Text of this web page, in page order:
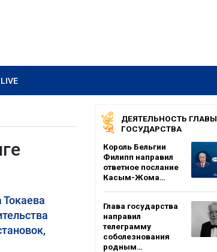
LIVE
ДЕЯТЕЛЬНОСТЬ ГЛАВЫ
ГОСУДАРСТВА
Король Бельгии
Филипп направил
ответное послание
Касым-Жома…
Глава государства
направил
телеграмму
соболезнования
родным…